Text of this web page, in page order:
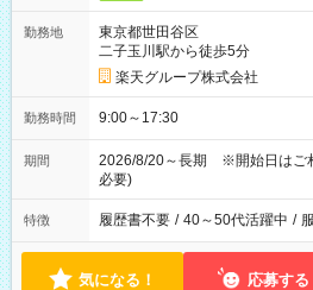
勤務地
東京都世田谷区
二子玉川駅から徒歩5分
楽天グループ株式会社
勤務時間 9:00～17:30
期間
2026/8/20～長期 ※開始日はご
必要)
特徴 履歴書不要 / 40～50代活躍中 /
気になる！ 応募する